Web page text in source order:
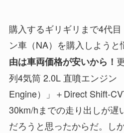
購入するギリギリまで4代
ン車（NA）を購入しようと
由は車両価格が安いから！
列4気筒 2.0L 直噴エンジン
Engine）」＋Direct Shift-
30km/hまでの走り出しが遅
だろうと思ったからだ。し